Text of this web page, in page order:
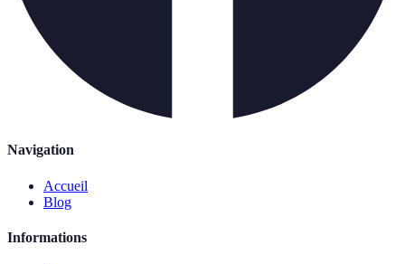
Navigation
Accueil
Blog
Informations